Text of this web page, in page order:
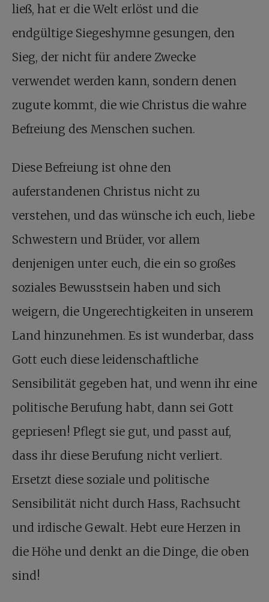
ließ, hat er die Welt erlöst und die
endgültige Siegeshymne gesungen, den
Sieg, der nicht für andere Zwecke
verwendet werden kann, sondern denen
zugute kommt, die wie Christus die wahre
Befreiung des Menschen suchen.
Diese Befreiung ist ohne den
auferstandenen Christus nicht zu
verstehen, und das wünsche ich euch, liebe
Schwestern und Brüder, vor allem
denjenigen unter euch, die ein so großes
soziales Bewusstsein haben und sich
weigern, die Ungerechtigkeiten in unserem
Land hinzunehmen. Es ist wunderbar, dass
Gott euch diese leidenschaftliche
Sensibilität gegeben hat, und wenn ihr eine
politische Berufung habt, dann sei Gott
gepriesen! Pflegt sie gut, und passt auf,
dass ihr diese Berufung nicht verliert.
Ersetzt diese soziale und politische
Sensibilität nicht durch Hass, Rachsucht
und irdische Gewalt. Hebt eure Herzen in
die Höhe und denkt an die Dinge, die oben
sind!